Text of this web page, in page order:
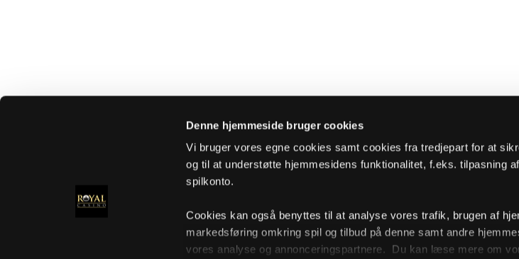
Denne hjemmeside bruger cookies
Vi bruger vores egne cookies samt cookies fra tredjepart for at
og til at understøtte hjemmesidens funktionalitet, f.eks. tilpasning
spilkonto.
Cookies kan også benyttes til at analyse vores trafik, brugen af
markedsføring omkring spil og tilbud på denne samt andre
vores analyse og annonceringspartnere. Du kan læse mere om